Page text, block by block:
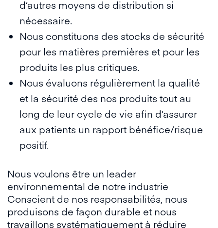
d’autres moyens de distribution si
nécessaire.
Nous constituons des stocks de sécurité
pour les matières premières et pour les
produits les plus critiques.
Nous évaluons régulièrement la qualité
et la sécurité des nos produits tout au
long de leur cycle de vie afin d’assurer
aux patients un rapport bénéfice/risque
positif.
Nous voulons être un leader
environnemental de notre industrie
Conscient de nos responsabilités, nous
produisons de façon durable et nous
travaillons systématiquement à réduire